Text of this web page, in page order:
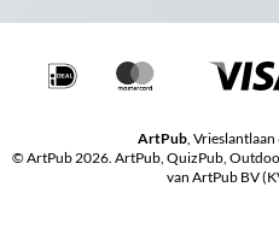
ArtPub,
© ArtPub 2026. ArtPub, QuizPub,
van ArtPub BV